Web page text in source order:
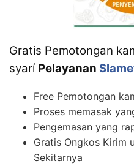
Gratis Pemotongan
syarí Pelayanan
Free Pemotongan
Proses memasak
Pengemasan yang
Gratis Ongkos Kirim
Sekitarnya